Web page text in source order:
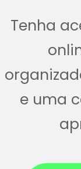
Tenha
e uma